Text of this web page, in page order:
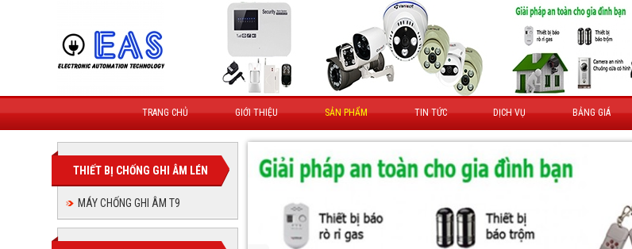
TRANG CHỦ GIỚI THIỆU SẢN PHẨM TIN TỨC DỊCH VỤ BẢNG GIÁ
THIẾT BỊ CHỐNG GHI ÂM LÉN
MÁY CHỐNG GHI ÂM T9